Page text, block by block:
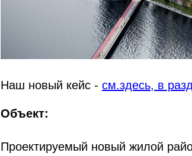
Наш новый кейс - см.здесь, в
Объект:
Проектируемый новый жилой